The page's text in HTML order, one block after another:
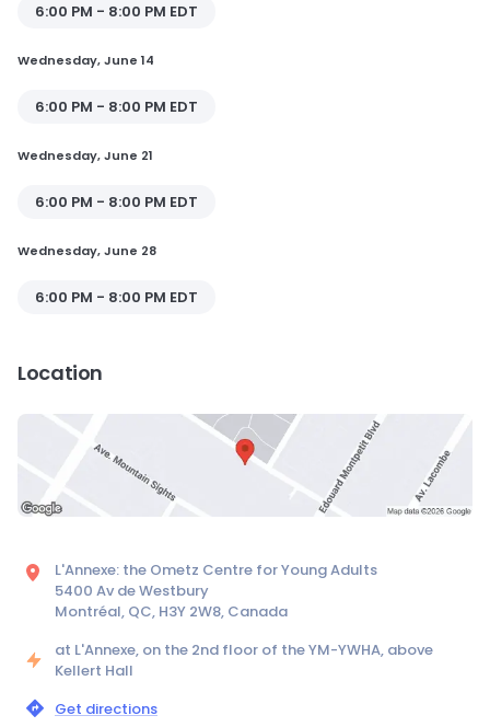
6:00 PM - 8:00 PM EDT
Wednesday, June 14
6:00 PM - 8:00 PM EDT
Wednesday, June 21
6:00 PM - 8:00 PM EDT
Wednesday, June 28
6:00 PM - 8:00 PM EDT
Location
L'Annexe: the Ometz Centre for Young Adults
5400 Av de Westbury
Montréal, QC, H3Y 2W8, Canada
at L'Annexe, on the 2nd floor of the YM-YWHA, above
Kellert Hall
Get directions